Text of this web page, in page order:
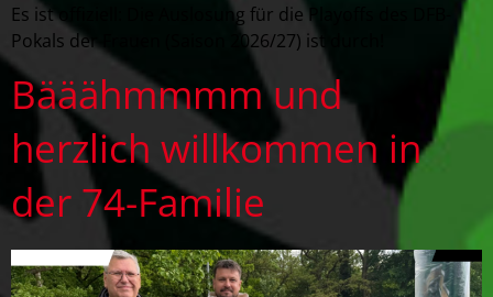
Es ist offiziell: Die Auslosung für die Playoffs des DFB-
Pokals der Frauen (Saison 2026/27) ist durch!
Bääähmmmm und
herzlich willkommen in
der 74-Familie